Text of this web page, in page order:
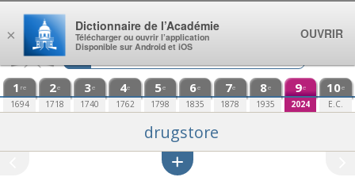
Aller au contenu
1 re
1694
2e
1718
3e
1740
4e
1762
5e
1798
6e
1835
7e
1878
8e
1935
9e
2024
10e
E.C.
drugstore
×
Dictionnaire de l’Académie
Télécharger ou ouvrir l’application
Disponible sur Android et iOS
OUVRIR